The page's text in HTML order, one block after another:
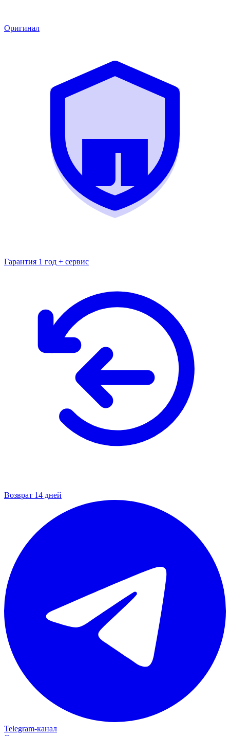
Оригинал
Гарантия 1 год + сервис
Возврат 14 дней
Telegram‑канал